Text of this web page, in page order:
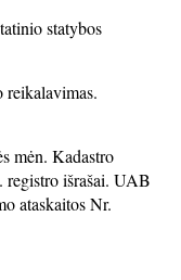
statybos
reikalavimas.
mėn. Kadastro
išrašai. UAB
ataskaitos Nr.